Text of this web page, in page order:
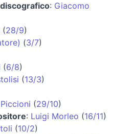
: Giacomo
(28/9)
(3/7)
(6/8)
(13/3)
(29/10)
: Luigi Morleo (16/11)
(10/2)